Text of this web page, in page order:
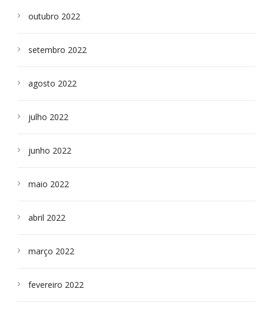
outubro 2022
setembro 2022
agosto 2022
julho 2022
junho 2022
maio 2022
abril 2022
março 2022
fevereiro 2022